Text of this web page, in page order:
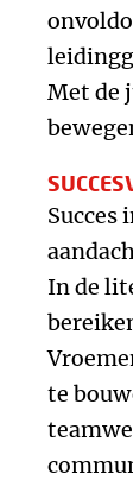
Met de
Succes
In de
te